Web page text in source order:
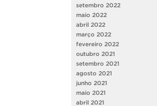
setembro 2022
maio 2022
abril 2022
março 2022
fevereiro 2022
outubro 2021
setembro 2021
agosto 2021
junho 2021
maio 2021
abril 2021